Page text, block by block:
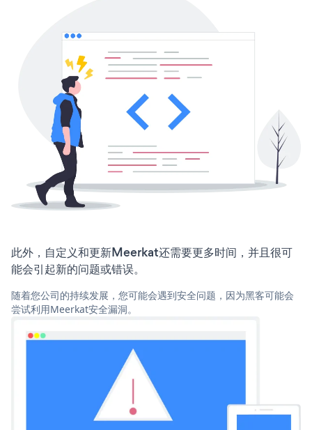
此外，自定义和更新Meerkat还需要更多时间，并且很可
能会引起新的问题或错误。
随着您公司的持续发展，您可能会遇到安全问题，因为黑客可能会
尝试利用Meerkat安全漏洞。